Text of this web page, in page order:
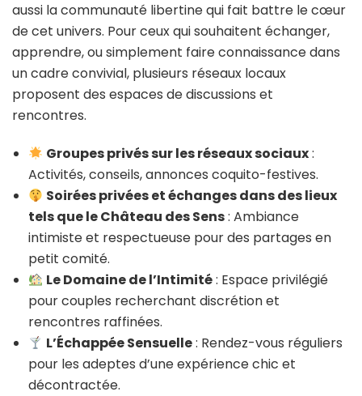
aussi la communauté libertine qui fait battre le cœur
de cet univers. Pour ceux qui souhaitent échanger,
apprendre, ou simplement faire connaissance dans
un cadre convivial, plusieurs réseaux locaux
proposent des espaces de discussions et
rencontres.
Groupes privés sur les réseaux sociaux:
Activités, conseils, annonces coquito-festives.
Soirées privées et échanges dans des lieux
tels que le Château des Sens: Ambiance
intimiste et respectueuse pour des partages en
petit comité.
Le Domaine de l’Intimité: Espace privilégié
pour couples recherchant discrétion et
rencontres raffinées.
L’Échappée Sensuelle: Rendez-vous réguliers
pour les adeptes d’une expérience chic et
décontractée.